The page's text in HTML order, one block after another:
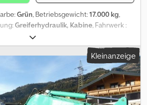
Grün, Betriebsgewicht:17.000 kg,
Greiferhydraulik, Kabine, Fahrwerk :
Bauart : Verstellausleger Ausrüstung :
: Schaufel Löffel : Aushublöffel,
Std Mobilbagger Fuchs 713
Sofort einsatzbereit Voll
ständig eine große Auswahl an
auf Lager. Mehr aus unserem Angebot
Angebot, Verkauf nur an
Kleinanzeige